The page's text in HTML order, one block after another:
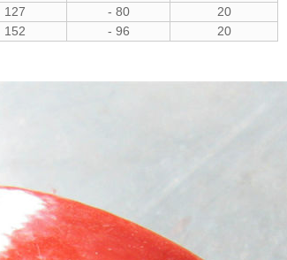
127 - 80
20
152 - 96 20